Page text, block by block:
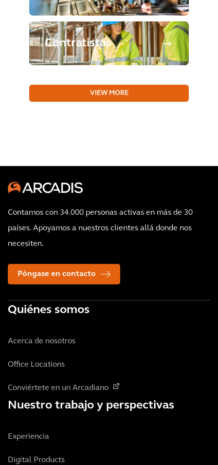
Contratistas
VIEW MORE
Contamos con 34.000 personas activas en más de 30
países. Apoyamos a nuestros clientes allá donde nos
necesiten.
Póngase en contacto
Quiénes somos
Acerca de nosotros
Office Locations
Conviértete en un Arcadiano
Nuestro trabajo y perspectivas
Experiencia
Digital Products